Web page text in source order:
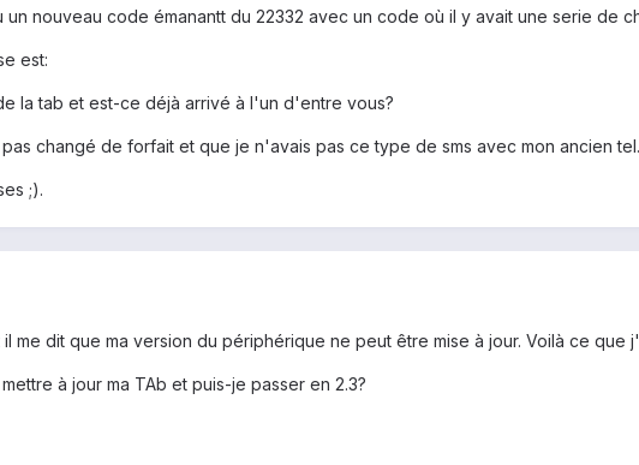
nouveau code émanantt du 22332 avec un code où il y avait une serie de
est:
la tab et est-ce déjà arrivé à l'un d'entre vous?
changé de forfait et que je n'avais pas ce type de sms avec mon ancien
;).
me dit que ma version du périphérique ne peut être mise à jour. Voilà ce que
à jour ma TAb et puis-je passer en 2.3?